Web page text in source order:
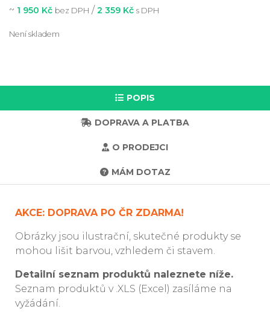
~ 1 950 Kč bez DPH / 2 359 Kč s DPH
Není skladem
POPIS
DOPRAVA A PLATBA
O PRODEJCI
MÁM DOTAZ
AKCE: DOPRAVA PO ČR ZDARMA!
Obrázky jsou ilustrační, skutečné produkty se
mohou lišit barvou, vzhledem či stavem.
Detailní seznam produktů naleznete níže.
Seznam produktů v .XLS (Excel) zasíláme na
vyžádání.